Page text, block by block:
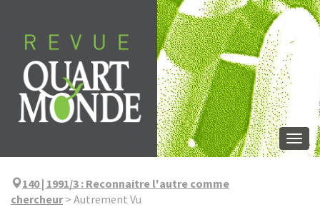
contenu
140 | 1991/3 : Reconnaitre l'autre comme
chercheur> Autrement Vu